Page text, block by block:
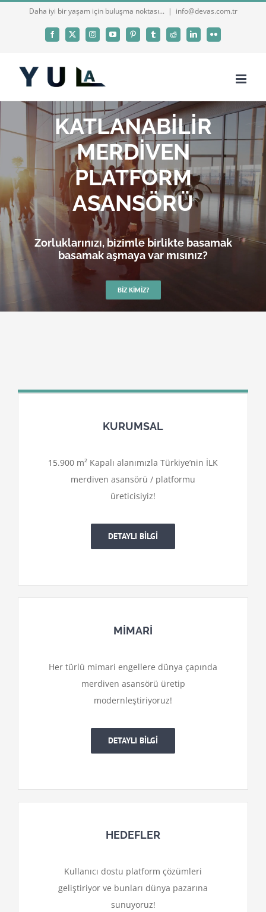
Daha iyi bir yaşam için buluşma noktası... | info@devas.com.tr
Facebook
X InstagramYouTubePinterestTumblrReddit LinkedInFlickr
KATLANABİLİR
MERDİVEN
PLATFORM
ASANSÖRÜ
Zorluklarınızı, bizimle birlikte basamak
basamak aşmaya var mısınız?
BIZ KIMIZ?
KURUMSAL
15.900 m² Kapalı alanımızla Türkiye’nin İLK
merdiven asansörü / platformu
üreticisiyiz!
DETAYLI BİLGİ
MİMARİ
Her türlü mimari engellere dünya çapında
merdiven asansörü üretip
modernleştiriyoruz!
DETAYLI BİLGİ
HEDEFLER
Kullanıcı dostu platform çözümleri
geliştiriyor ve bunları dünya pazarına
sunuyoruz!